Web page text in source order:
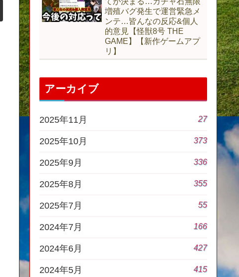
増殖バグ発生で運営緊急メ
ンテ…皆んなの反応&個人
的意見【怪獣8号 THE
GAME】【新作ゲームアプ
リ】
アーカイブ
2025年11月 27
2025年10月 373
2025年9月 336
2025年8月 355
2025年7月 55
2024年7月 166
2024年6月 427
2024年5月 415